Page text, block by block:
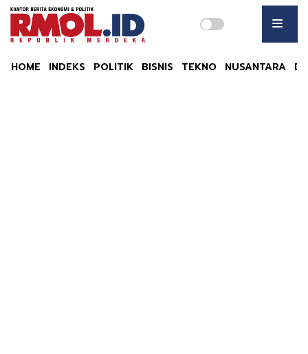
HOME INDEKS POLITIK BISNIS TEKNO NUSANTARA